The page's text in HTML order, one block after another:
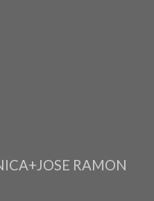
RAMON